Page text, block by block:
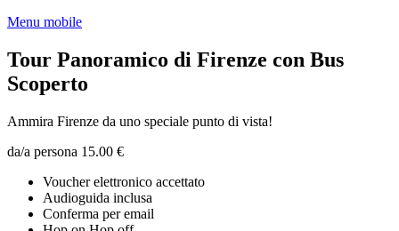
Menu mobile
Tour Panoramico di Firenze con Bus
Scoperto
Ammira Firenze da uno speciale punto di vista!
da/a persona 15.00 €
Voucher elettronico accettato
Audioguida inclusa
Conferma per email